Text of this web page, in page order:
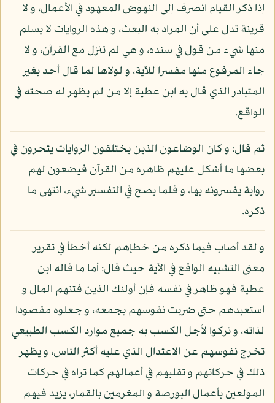
إذا ذكر القيام انصرف إلى النهوض المعهود في الأعمال، و لا
قرينة تدل على أن المراد به البعث، و هذه الروايات لا يسلم
منها شيء من قول في سنده، و هي لم تنزل مع القرآن، و لا
جاء المرفوع منها مفسرا للآية، و لولاها لما قال أحد بغير
المتبادر الذي قال به ابن عطية إلا من لم يظهر له صحته في
الواقع.
ثم قال: و كان الوضاعون الذين يختلقون الروايات يتحرون في
بعضها ما أشكل عليهم ظاهره من القرآن فيضعون لهم
رواية يفسرونه بها، و قلما يصح في التفسير شيء، انتهى ما
ذكره.
و لقد أصاب فيما ذكره من خطإهم لكنه أخطأ في تقرير
معنى التشبيه الواقع في الآية حيث قال: أما ما قاله ابن
عطية فهو ظاهر في نفسه فإن أولئك الذين فتنهم المال و
استعبدهم حتى ضربت نفوسهم بجمعه، و جعلوه مقصودا
لذاته، و تركوا لأجل الكسب به جميع موارد الكسب الطبيعي
تخرج نفوسهم عن الاعتدال الذي عليه أكثر الناس، و يظهر
ذلك في حركاتهم و تقلبهم في أعمالهم كما تراه في حركات
المولعين بأعمال البورصة و المغرمين بالقمار، يزيد فيهم